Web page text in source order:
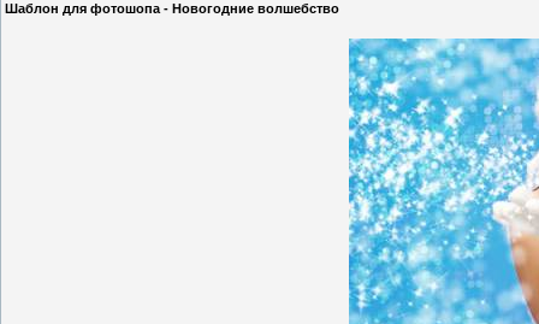
Шаблон для фотошопа - Новогодние волшебство